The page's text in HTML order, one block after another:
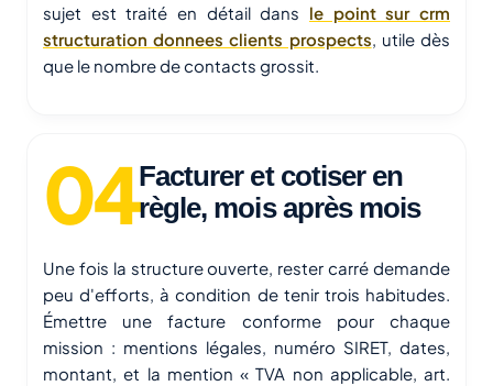
sujet est traité en détail dans le point sur crm
structuration donnees clients prospects, utile dès
que le nombre de contacts grossit.
Facturer et cotiser en
règle, mois après mois
Une fois la structure ouverte, rester carré demande
peu d'efforts, à condition de tenir trois habitudes.
Émettre une facture conforme pour chaque
mission : mentions légales, numéro SIRET, dates,
montant, et la mention « TVA non applicable, art.